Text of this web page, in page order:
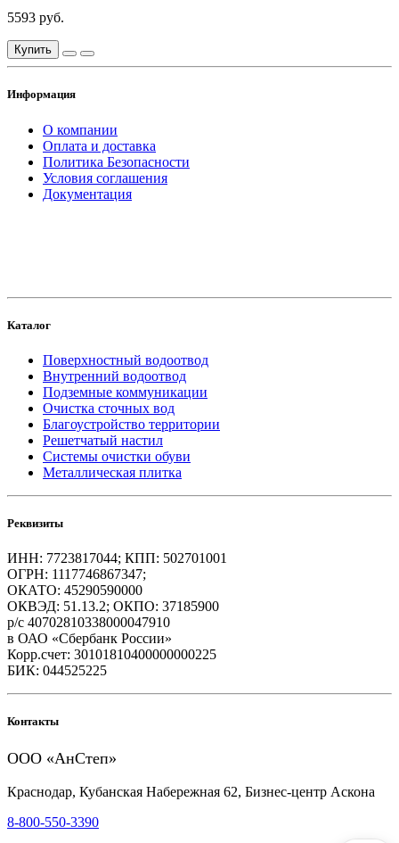
5593 руб.
Купить
Информация
О компании
Оплата и доставка
Политика Безопасности
Условия соглашения
Документация
Каталог
Поверхностный водоотвод
Внутренний водоотвод
Подземные коммуникации
Очистка сточных вод
Благоустройство территории
Решетчатый настил
Системы очистки обуви
Металлическая плитка
Реквизиты
ИНН: 7723817044; КПП: 502701001
ОГРН: 1117746867347;
ОКАТО: 45290590000
ОКВЭД: 51.13.2; ОКПО: 37185900
р/с 40702810338000047910
в ОАО «Сбербанк России»
Корр.счет: 30101810400000000225
БИК: 044525225
Контакты
ООО «АнСтеп»
Краснодар, Кубанская Набережная 62, Бизнес-центр Аскона
8-800-550-3390